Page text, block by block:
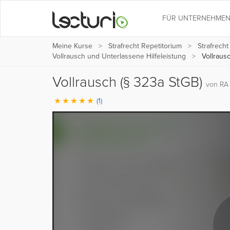
FÜR UNTERNEHMEN
Meine Kurse Strafrecht Repetitorium
Vollrausch und Unterlassene Hilfeleistung
Vollrausch (§ 323a StGB) von
(1)